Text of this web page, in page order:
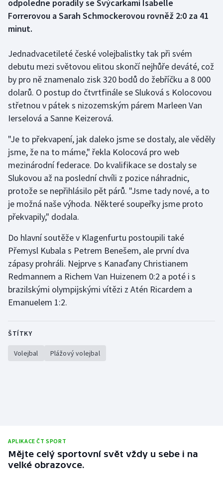
Futsal
Gymnastika
Házená
Jezdectví
Judo
Krasobruslení
Lezení
Lyže a snowboard
Moderní pětiboj
Motorsport
Olympijské hry
Parasport
Plavání
Plážový volejbal
Short track
odpoledne poradily se Švýcarkami Isabelle
Forrerovou a Sarah Schmockerovou rovněž 2:0 za 41
minut.
Jednadvacetileté české volejbalistky tak při svém
debutu mezi světovou elitou skončí nejhůře deváté, což
by pro ně znamenalo zisk 320 bodů do žebříčku a 8 000
dolarů. O postup do čtvrtfinále se Sluková s Kolocovou
střetnou v pátek s nizozemským párem Marleen Van
Ierselová a Sanne Keizerová.
"Je to překvapení, jak daleko jsme se dostaly, ale věděly
jsme, že na to máme," řekla Kolocová pro web
mezinárodní federace. Do kvalifikace se dostaly se
Slukovou až na poslední chvíli z pozice náhradnic,
protože se nepřihlásilo pět párů. "Jsme tady nové, a to
je možná naše výhoda. Některé soupeřky jsme proto
překvapily," dodala.
Do hlavní soutěže v Klagenfurtu postoupili také
Přemysl Kubala s Petrem Benešem, ale první dva
zápasy prohráli. Nejprve s Kanaďany Christianem
Redmannem a Richem Van Huizenem 0:2 a poté i s
brazilskými olympijskými vítězi z Atén Ricardem a
Emanuelem 1:2.
ŠTÍTKY
Volejbal Plážový volejbal
APLIKACE ČT SPORT
Mějte celý sportovní svět vždy u sebe i na
velké obrazovce.